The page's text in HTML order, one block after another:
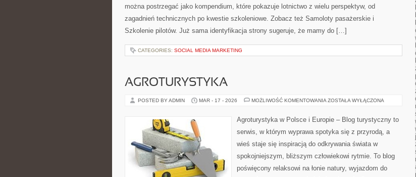
można postrzegać jako kompendium, które pokazuje lotnictwo z wielu perspektyw, od
zagadnień technicznych po kwestie szkoleniowe. Zobacz też Samoloty pasażerskie i
Szkolenie pilotów. Już sama identyfikacja strony sugeruje, że mamy do […]
CATEGORIES: SOCIAL MEDIA MARKETING
AGROTURYSTYKA
POSTED BY ADMIN MAR - 17 - 2026 MOŻLIWOŚĆ KOMENTOWANIA AGROTURYSTYKA
ZOSTAŁA WYŁĄCZONA
Agroturystyka w Polsce i Europie – Blog turystyczny to
serwis, w którym wyprawa spotyka się z przyrodą, a
wieś staje się inspiracją do odkrywania świata w
spokojniejszym, bliższym człowiekowi rytmie. To blog
poświęcony relaksowi na łonie natury, wyjazdom do